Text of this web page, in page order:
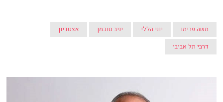
משה פרימו יוני הללי יניב טוכמן
אצטדיון
דרבי תל אביבי